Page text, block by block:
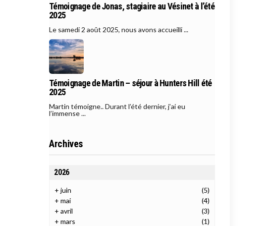
Témoignage de Jonas, stagiaire au Vésinet à l’été
2025
Le samedi 2 août 2025, nous avons accueilli ...
Témoignage de Martin – séjour à Hunters Hill été
2025
Martin témoigne.. Durant l’été dernier, j’ai eu
l’immense ...
Archives
2026
+juin
(5)
+mai
(4)
+avril
(3)
+mars
(1)